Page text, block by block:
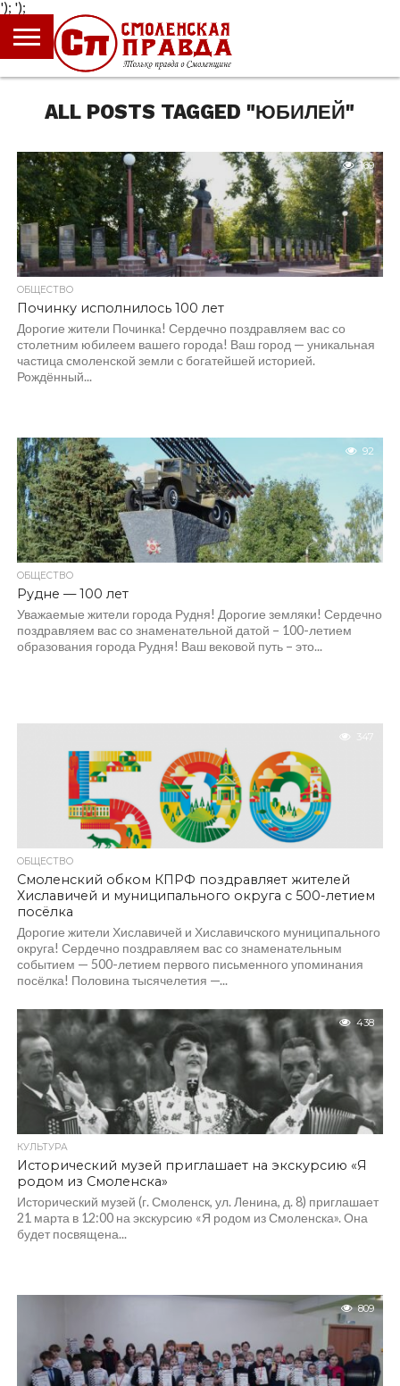
');
ГЛАВНАЯ
НОВОСТИ
ПРОИСШЕСТВИЯ
ПОЛИТИКА
КУЛЬТУРА
ЭКОНОМИКА
ОБЩЕСТВО
БЛОГИ
ALL POSTS TAGGED "ЮБИЛЕЙ"
169
ОБЩЕСТВО
Починку исполнилось 100 лет
Дорогие жители Починка! Сердечно поздравляем вас со
столетним юбилеем вашего города! Ваш город — уникальная
частица смоленской земли с богатейшей историей.
Рождённый...
92
ОБЩЕСТВО
Рудне — 100 лет
Уважаемые жители города Рудня! Дорогие земляки! Сердечно
поздравляем вас со знаменательной датой – 100-летием
образования города Рудня! Ваш вековой путь – это...
347
ОБЩЕСТВО
Смоленский обком КПРФ поздравляет жителей
Хиславичей и муниципального округа с 500-летием
посёлка
Дорогие жители Хиславичей и Хиславичского муниципального
округа! Сердечно поздравляем вас со знаменательным
событием — 500-летием первого письменного упоминания
посёлка! Половина тысячелетия —...
438
КУЛЬТУРА
Исторический музей приглашает на экскурсию «Я
родом из Смоленска»
Исторический музей (г. Смоленск, ул. Ленина, д. 8) приглашает
21 марта в 12:00 на экскурсию «Я родом из Смоленска». Она
будет посвящена...
809
');